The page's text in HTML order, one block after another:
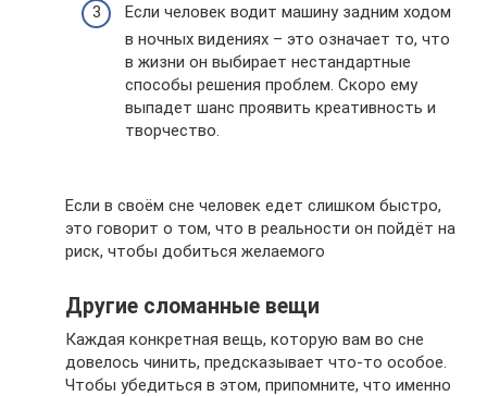
Если человек водит машину задним ходом
в ночных видениях – это означает то, что
в жизни он выбирает нестандартные
способы решения проблем. Скоро ему
выпадет шанс проявить креативность и
творчество.
Если в своём сне человек едет слишком быстро,
это говорит о том, что в реальности он пойдёт на
риск, чтобы добиться желаемого
Другие сломанные вещи
Каждая конкретная вещь, которую вам во сне
довелось чинить, предсказывает что-то особое.
Чтобы убедиться в этом, припомните, что именно